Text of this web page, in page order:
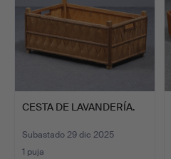
CESTA DE LAVANDERÍA.
Subastado 29 dic 2025
1 puja